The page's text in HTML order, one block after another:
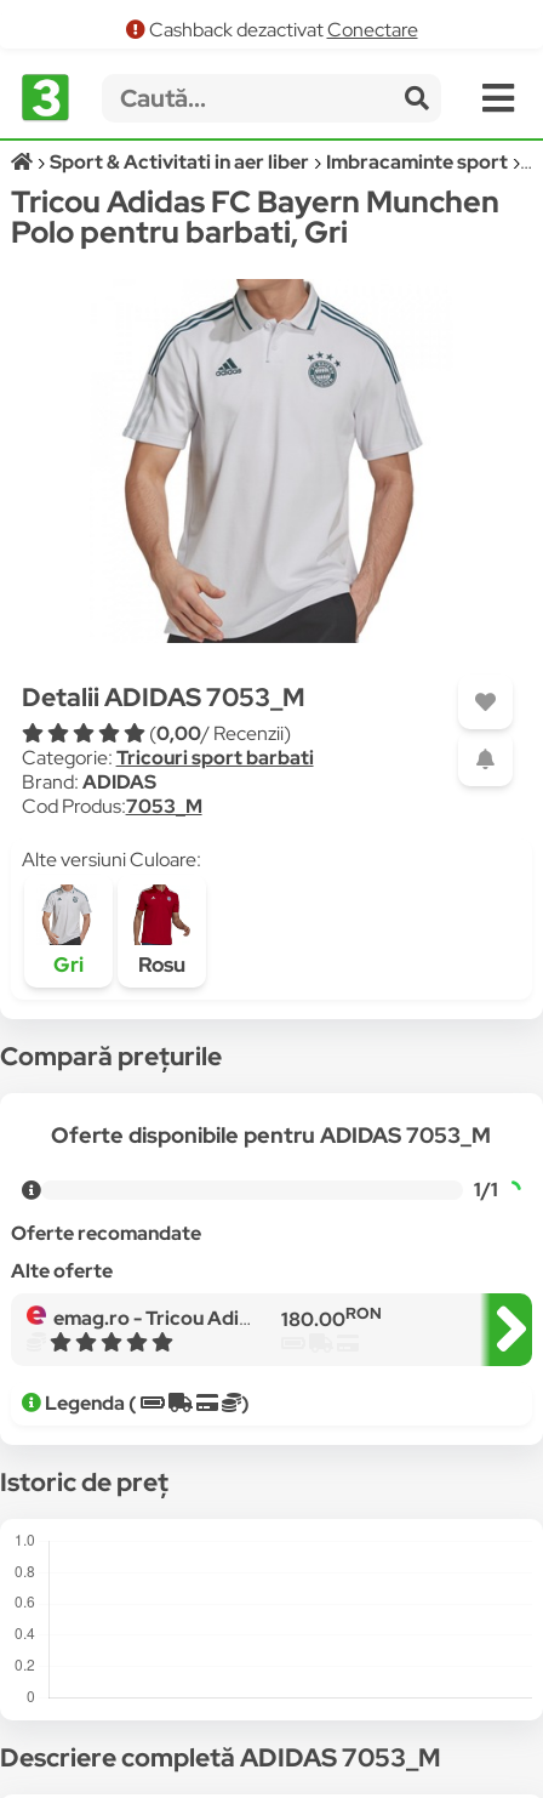
Cashback dezactivatConectare
Sport & Activitati in aer liber Imbracaminte sport
Tricou Adidas FC Bayern Munchen
Polo pentru barbati, Gri
Detalii ADIDAS 7053_M
(0,00/ Recenzii)
Categorie:Tricouri sport barbati
Brand:ADIDAS
Cod Produs:7053_M
Alte versiuni Culoare:
Gri Rosu
Compară prețurile
Oferte disponibile pentru ADIDAS 7053_M
1/1
Oferte recomandate
Alte oferte
emag.ro -Tricou Adidas FC Bayern Munchen Polo pentru barbati, Gri 180.00RON
Legenda ( )
Istoric de preț
Descriere completă ADIDAS 7053_M